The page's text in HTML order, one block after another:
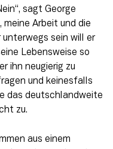
sagt George
meine Arbeit und die
unterwegs sein will er
Lebensweise so
ihn neugierig zu
und keinesfalls
das deutschlandweite
zu.
aus einem